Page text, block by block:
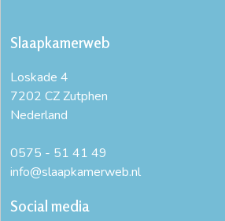
Slaapkamerweb
Loskade 4
7202 CZ Zutphen
Nederland
0575 - 51 41 49
info@slaapkamerweb.nl
Social media